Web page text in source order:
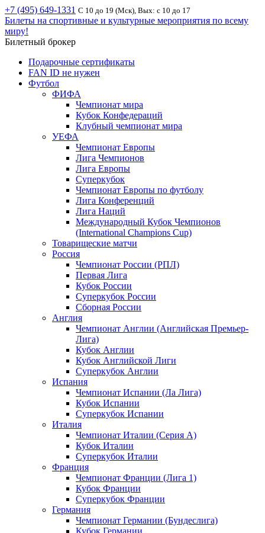
+7 (495) 649-1331 С 10 до 19 (Мск), Вых: с 10 до 17
Билеты на спортивные и культурные мероприятия по всему
миру!
Билетный брокер
Подарочные сертификаты
FAN ID не нужен
Футбол
ФИФА
Чемпионат мира
Кубок Конфедераций
Клубный чемпионат мира
УЕФА
Чемпионат Европы
Лига Чемпионов
Лига Европы
Суперкубок
Чемпионат Европы по футболу
Лига Конференций
Лига Наций
Международный Кубок Чемпионов
(International Champions Cup)
Товарищеские матчи
Россия
Чемпионат России (РПЛ)
Первая Лига
Кубок России
Суперкубок России
Сборная России
Англия
Чемпионат Англии (Английская Премьер-
Лига)
Кубок Англии
Кубок Английской Лиги
Суперкубок Англии
Испания
Чемпионат Испании (Ла Лига)
Кубок Испании
Суперкубок Испании
Италия
Чемпионат Италии (Серия А)
Кубок Италии
Суперкубок Италии
Франция
Чемпионат Франции (Лига 1)
Кубок Франции
Суперкубок Франции
Германия
Чемпионат Германии (Бундеслига)
Кубок Германии